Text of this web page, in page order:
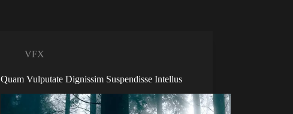
VFX
Quam Vulputate Dignissim Suspendisse Intellus